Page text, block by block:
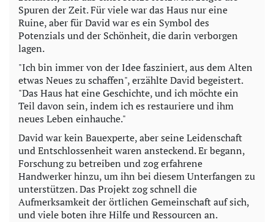
d
e
o
Spuren der Zeit. Für viele war das Haus nur eine
Ruine, aber für David war es ein Symbol des
Potenzials und der Schönheit, die darin verborgen
lagen.
"Ich bin immer von der Idee fasziniert, aus dem Alten
etwas Neues zu schaffen", erzählte David begeistert.
"Das Haus hat eine Geschichte, und ich möchte ein
Teil davon sein, indem ich es restauriere und ihm
neues Leben einhauche."
David war kein Bauexperte, aber seine Leidenschaft
und Entschlossenheit waren ansteckend. Er begann,
Forschung zu betreiben und zog erfahrene
Handwerker hinzu, um ihn bei diesem Unterfangen zu
unterstützen. Das Projekt zog schnell die
Aufmerksamkeit der örtlichen Gemeinschaft auf sich,
und viele boten ihre Hilfe und Ressourcen an.